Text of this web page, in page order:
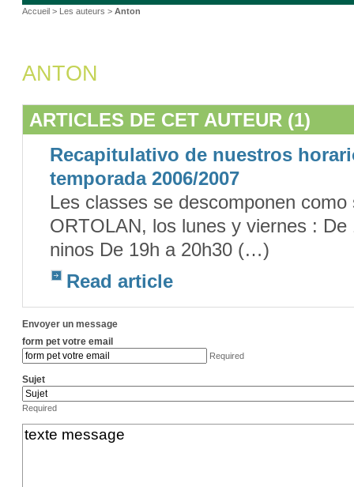
Accueil > Les auteurs >Anton
ANTON
ARTICLES DE CET AUTEUR (1)
Recapitulativo de nuestros
temporada 2006/2007
Les classes se descomponen
ORTOLAN, los lunes y viernes :
ninos De 19h a 20h30 (…)
Read article
Envoyer un message
form pet votre email
Required
Sujet
Required